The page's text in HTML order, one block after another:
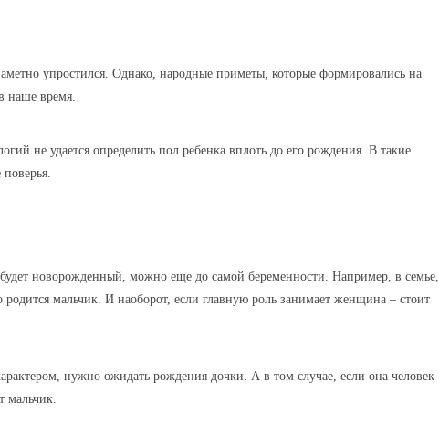
упростился. Однако, народные приметы, которые формировались на
наше время.
не удается определить пол ребенка вплоть до его рождения. В такие
новорожденный, можно еще до самой беременности. Например, в семье,
родится мальчик. И наоборот, если главную роль занимает женщина – стоит
нужно ожидать рождения дочки. А в том случае, если она человек
мальчик.